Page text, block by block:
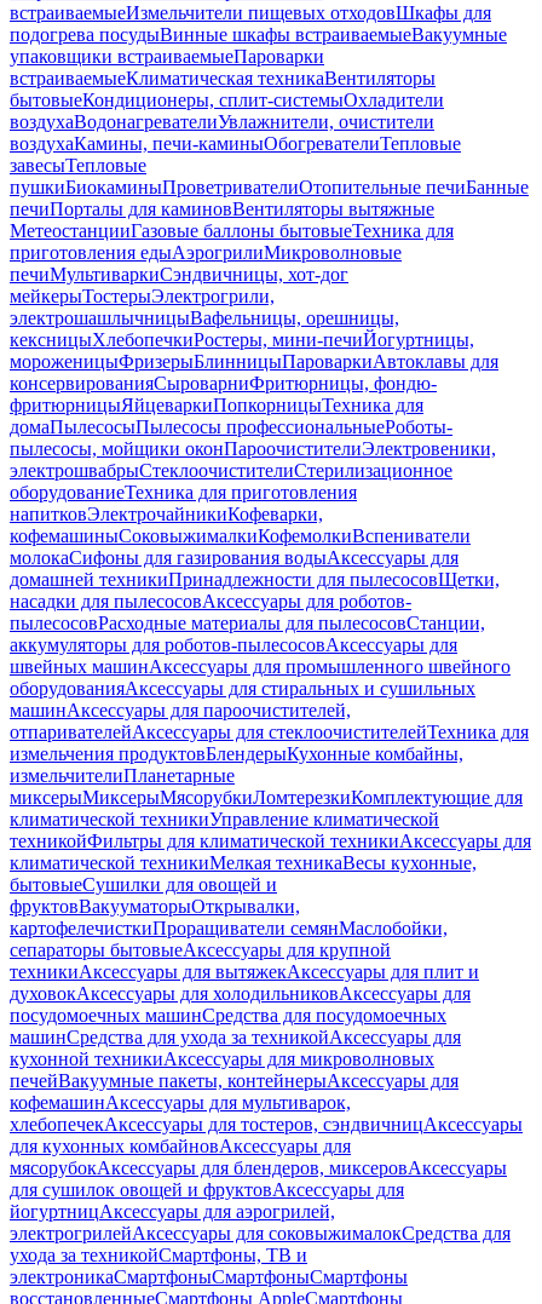
встраиваемыеИзмельчители пищевых отходовШкафы для
подогрева посудыВинные шкафы встраиваемыеВакуумные
упаковщики встраиваемыеПароварки
встраиваемыеКлиматическая техникаВентиляторы
бытовыеКондиционеры, сплит-системыОхладители
воздухаВодонагревателиУвлажнители, очистители
воздухаКамины, печи-каминыОбогревателиТепловые
завесыТепловые
пушкиБиокаминыПроветривателиОтопительные печиБанные
печиПорталы для каминовВентиляторы вытяжные
МетеостанцииГазовые баллоны бытовыеТехника для
приготовления едыАэрогрилиМикроволновые
печиМультиваркиСэндвичницы, хот-дог
мейкерыТостерыЭлектрогрили,
электрошашлычницыВафельницы, орешницы,
кексницыХлебопечкиРостеры, мини-печиЙогуртницы,
мороженицыФризерыБлинницыПароваркиАвтоклавы для
консервированияСыроварниФритюрницы, фондю-
фритюрницыЯйцеваркиПопкорницыТехника для
домаПылесосыПылесосы профессиональныеРоботы-
пылесосы, мойщики оконПароочистителиЭлектровеники,
электрошвабрыСтеклоочистителиСтерилизационное
оборудованиеТехника для приготовления
напитковЭлектрочайникиКофеварки,
кофемашиныСоковыжималкиКофемолкиВспениватели
молокаСифоны для газирования водыАксессуары для
домашней техникиПринадлежности для пылесосовЩетки,
насадки для пылесосовАксессуары для роботов-
пылесосовРасходные материалы для пылесосовСтанции,
аккумуляторы для роботов-пылесосовАксессуары для
швейных машинАксессуары для промышленного швейного
оборудованияАксессуары для стиральных и сушильных
машинАксессуары для пароочистителей,
отпаривателейАксессуары для стеклоочистителейТехника для
измельчения продуктовБлендерыКухонные комбайны,
измельчителиПланетарные
миксерыМиксерыМясорубкиЛомтерезкиКомплектующие для
климатической техникиУправление климатической
техникойФильтры для климатической техникиАксессуары для
климатической техникиМелкая техникаВесы кухонные,
бытовыеСушилки для овощей и
фруктовВакууматорыОткрывалки,
картофелечисткиПроращиватели семянМаслобойки,
сепараторы бытовыеАксессуары для крупной
техникиАксессуары для вытяжекАксессуары для плит и
духовокАксессуары для холодильниковАксессуары для
посудомоечных машинСредства для посудомоечных
машинСредства для ухода за техникойАксессуары для
кухонной техникиАксессуары для микроволновых
печейВакуумные пакеты, контейнерыАксессуары для
кофемашинАксессуары для мультиварок,
хлебопечекАксессуары для тостеров, сэндвичницАксессуары
для кухонных комбайновАксессуары для
мясорубокАксессуары для блендеров, миксеровАксессуары
для сушилок овощей и фруктовАксессуары для
йогуртницАксессуары для аэрогрилей,
электрогрилейАксессуары для соковыжималокСредства для
ухода за техникойСмартфоны, ТВ и
электроникаСмартфоныСмартфоныСмартфоны
восстановленныеСмартфоны AppleСмартфоны